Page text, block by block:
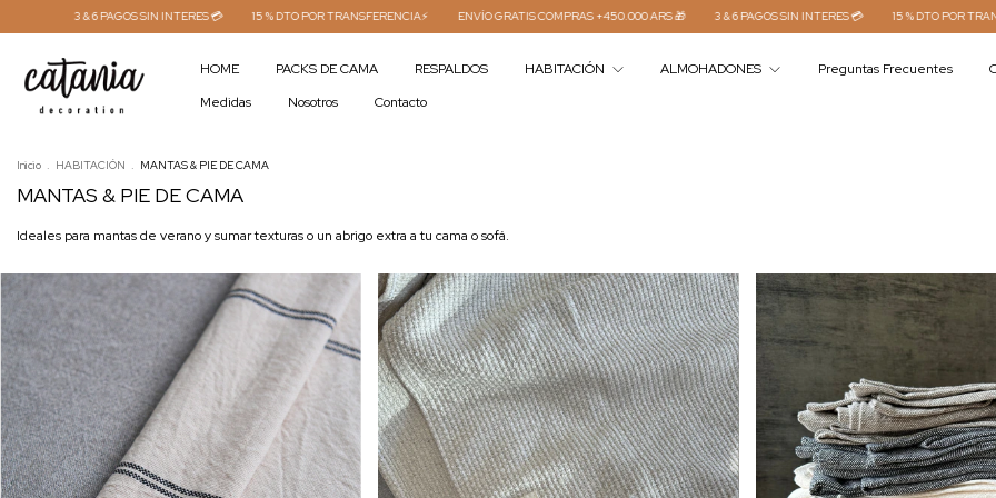
SIN INTERES 💳 15 % DTO POR TRANSFERENCIA⚡ ENVÍO GRATIS COMPRAS +450.000 ARS 🎁 3 & 6 PAGOS SIN INTERES 💳 15 % DTO POR TRANSFERENCIA⚡
HOME PACKS DE CAMA RESPALDOS HABITACIÓN ALMOHADONES Preguntas Frecuentes
Medidas
Nosotros Contacto
Inicio . HABITACIÓN . MANTAS & PIE DE CAMA
MANTAS & PIE DE CAMA
Ideales para mantas de verano y sumar texturas o un abrigo extra a tu cama o sofá.